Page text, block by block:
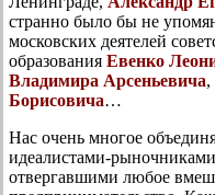
странно было бы не
московских деятелей
образования Евенко
Владимира Арсеньевича,
Борисовича…
Нас очень многое
идеалистами-
отвергавшими любое